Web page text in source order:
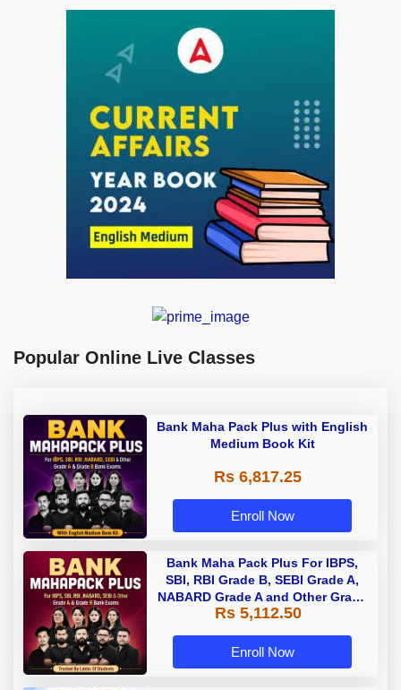
Popular Online Live Classes
Bank Maha Pack Plus with English
Medium Book Kit
Rs 6,817.25
Enroll Now
Bank Maha Pack Plus For IBPS,
SBI, RBI Grade B, SEBI Grade A,
NABARD Grade A and Other Grade
A & Grade B Bank Exams
Rs 5,112.50
Enroll Now